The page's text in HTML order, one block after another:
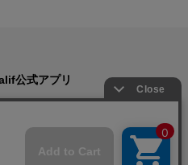
公式アプリ